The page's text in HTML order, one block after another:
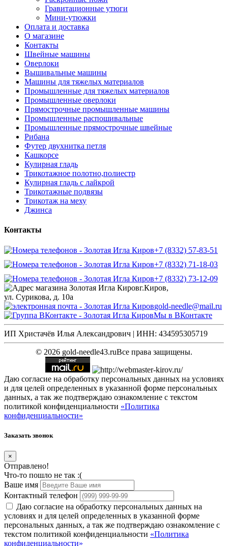
Гравитационные утюги
Мини-утюжки
Оплата и доставка
О магазине
Контакты
Швейные машины
Оверлоки
Вышивальные машины
Машины для тяжелых материалов
Промышленные для тяжелых материалов
Промышленные оверлоки
Прямострочные промышленные машины
Промышленные распошивальные
Промышленные прямострочные швейные
Рибана
Футер двухнитка петля
Кашкорсе
Кулирная гладь
Трикотажное полотно,полиестр
Кулирная гладь с лайкрой
Трикотажные подвязы
Трикотаж на меху
Джинса
Контакты
+7 (8332) 57-83-51
+7 (8332) 71-18-03
+7 (8332) 73-12-09
г.Киров,
ул. Сурикова, д. 10а
gold-needle@mail.ru
Мы в ВКонтакте
ИП Христачёв Илья Александрович | ИНН: 434595305719
© 2026 gold-needle43.ruВсе права защищены.
Даю согласие на обработку персональных данных на условиях
и для целей определенных в указанной форме персональных
данных, а так же подтверждаю ознакомление с текстом
политикой конфиденциальности «Политика
конфиденциальности»
Заказать звонок
×
Отправлено!
Что-то пошло не так :(
Ваше имя
Контактный телефон
Даю согласие на обработку персональных данных на
условиях и для целей определенных в указанной форме
персональных данных, а так же подтверждаю ознакомление с
текстом политикой конфиденциальности «Политика
конфиденциальности»